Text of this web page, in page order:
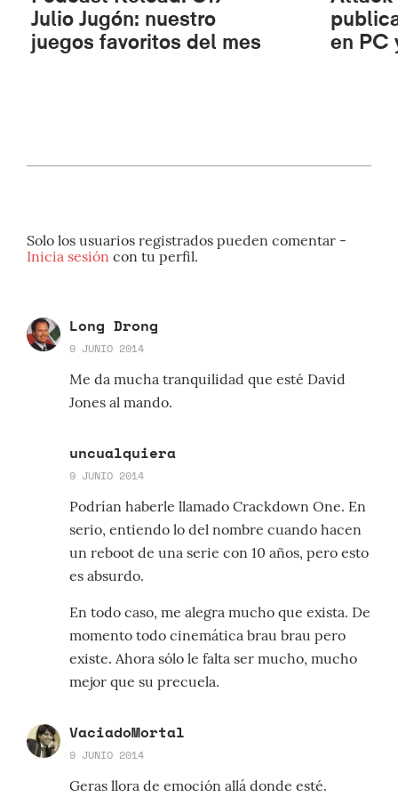
Julio Jugón: nuestro
juegos favoritos del mes
en PC
Solo los usuarios registrados pueden comentar -
Inicia sesión con tu perfil.
Long Drong
9 JUNIO 2014
Me da mucha tranquilidad que esté David
Jones al mando.
uncualquiera
9 JUNIO 2014
Podrían haberle llamado Crackdown One. En
serio, entiendo lo del nombre cuando hacen
un reboot de una serie con 10 años, pero esto
es absurdo.
En todo caso, me alegra mucho que exista. De
momento todo cinemática brau brau pero
existe. Ahora sólo le falta ser mucho, mucho
mejor que su precuela.
VaciadoMortal
9 JUNIO 2014
Geras llora de emoción allá donde esté.